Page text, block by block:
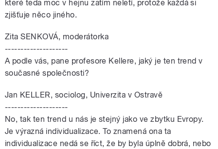
které teda moc v hejnu zatím neletí, protože každá si
zjišťuje něco jiného.
Zita SENKOVÁ, moderátorka
--------------------
A podle vás, pane profesore Kellere, jaký je ten trend v
současné společnosti?
Jan KELLER, sociolog, Univerzita v Ostravě
--------------------
No, tak ten trend u nás je stejný jako ve zbytku Evropy.
Je výrazná individualizace. To znamená ona ta
individualizace nedá se říct, že by byla úplně dobrá, nebo